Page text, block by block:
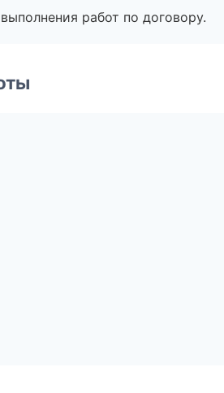
работ по договору.